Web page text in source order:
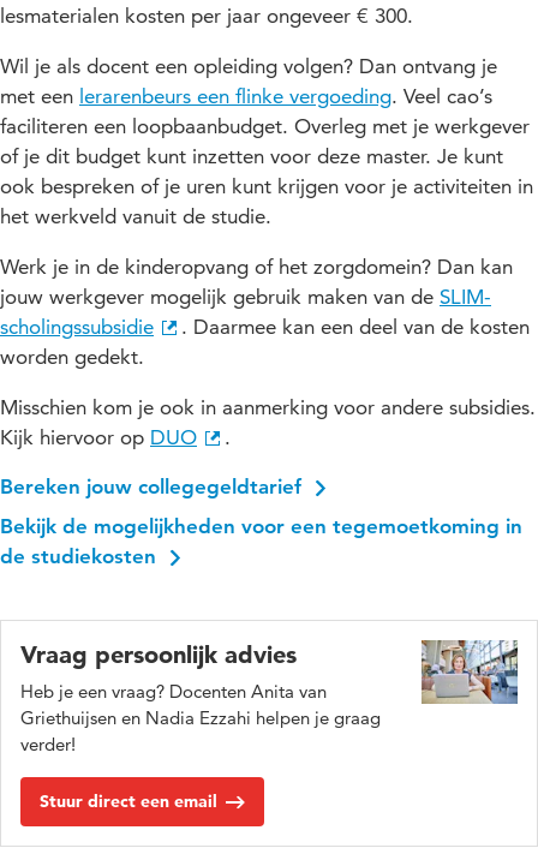
lesmaterialen kosten per jaar ongeveer € 300.
Wil je als docent een opleiding volgen? Dan ontvang je
met een lerarenbeurs een flinke vergoeding. Veel cao’s
faciliteren een loopbaanbudget. Overleg met je werkgever
of je dit budget kunt inzetten voor deze master. Je kunt
ook bespreken of je uren kunt krijgen voor je activiteiten in
het werkveld vanuit de studie.
Werk je in de kinderopvang of het zorgdomein? Dan kan
jouw werkgever mogelijk gebruik maken van de SLIM-
scholingssubsidie
. Daarmee kan een deel van de kosten
worden gedekt.
Misschien kom je ook in aanmerking voor andere subsidies.
Kijk hiervoor op DUO .
Bereken jouw collegegeldtarief
Bekijk de mogelijkheden voor een tegemoetkoming in
de studiekosten
Vraag persoonlijk advies
Heb je een vraag? Docenten Anita van
Griethuijsen en Nadia Ezzahi helpen je graag
verder!
Stuur direct een email